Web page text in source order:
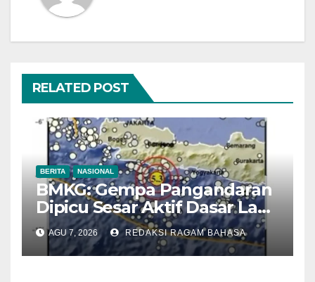
RELATED POST
BERITA NASIONAL
BMKG: Gempa Pangandaran
Dipicu Sesar Aktif Dasar Laut,
Getarannya Terasa hingga
Sukabumi
AGU 7, 2026 REDAKSI RAGAM BAHASA